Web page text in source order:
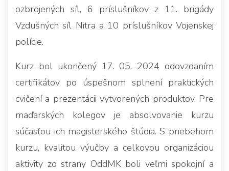
ozbrojených síl, 6 príslušníkov z 11. brigády
Vzdušných síl Nitra a 10 príslušníkov Vojenskej
polície.
Kurz bol ukončený 17. 05. 2024 odovzdaním
certifikátov po úspešnom splnení praktických
cvičení a prezentácii vytvorených produktov. Pre
maďarských kolegov je absolvovanie kurzu
súčasťou ich magisterského štúdia. S priebehom
kurzu, kvalitou výučby a celkovou organizáciou
aktivity zo strany OddMK boli veľmi spokojní a